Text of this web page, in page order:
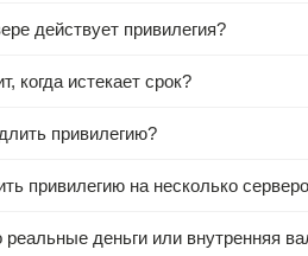
действует привилегия?
когда истекает срок?
привилегию?
привилегию на несколько
деньги или внутренняя